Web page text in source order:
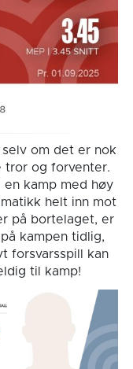
om det er nok
tror og forventer.
en kamp med høy
helt inn mot
på bortelaget, er
kampen tidlig,
forsvarsspill kan
til kamp!